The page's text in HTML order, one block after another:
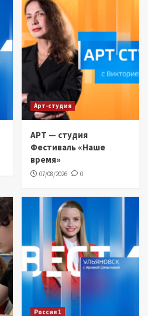
Арт-студия
АРТ — студия
Фестиваль «Наше
время»
07/08/2026 0
Россия 1